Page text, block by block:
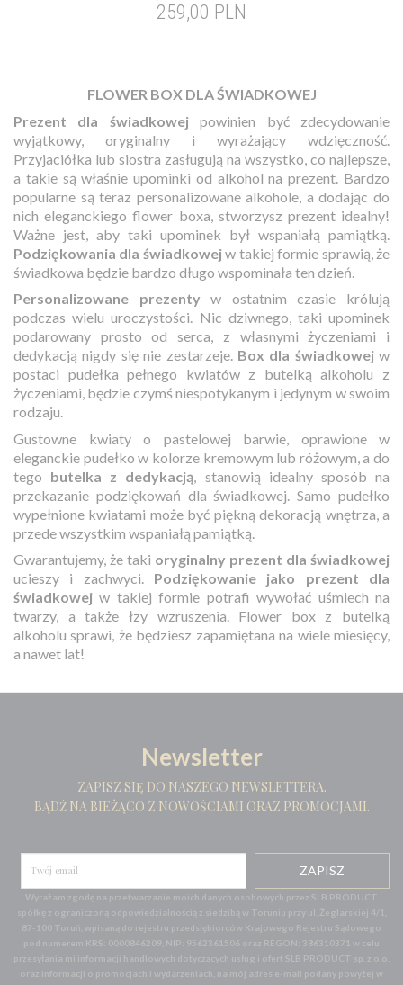
259,00 PLN
FLOWER BOX DLA ŚWIADKOWEJ
Prezent dla świadkowejpowinien być zdecydowanie
wyjątkowy, oryginalny i wyrażający wdzięczność.
Przyjaciółka lub siostra zasługują na wszystko, co najlepsze,
a takie są właśnie upominki od alkohol na prezent. Bardzo
popularne są teraz personalizowane alkohole, a dodając do
nich eleganckiego flower boxa, stworzysz prezent idealny!
Ważne jest, aby taki upominek był wspaniałą pamiątką.
Podziękowania dla świadkowejw takiej formie sprawią, że
świadkowa będzie bardzo długo wspominała ten dzień.
Personalizowane prezentyw ostatnim czasie królują
podczas wielu uroczystości. Nic dziwnego, taki upominek
podarowany prosto od serca, z własnymi życzeniami i
dedykacją nigdy się nie zestarzeje. Box dla świadkowejw
postaci pudełka pełnego kwiatów z butelką alkoholu z
życzeniami, będzie czymś niespotykanym i jedynym w swoim
rodzaju.
Gustowne kwiaty o pastelowej barwie, oprawione w
eleganckie pudełko w kolorze kremowym lub różowym, a do
tego butelka z dedykacją , stanowią idealny sposób na
przekazanie podziękowań dla świadkowej. Samo pudełko
wypełnione kwiatami może być piękną dekoracją wnętrza, a
przede wszystkim wspaniałą pamiątką.
Gwarantujemy, że taki oryginalny prezent dla świadkowej
ucieszy i zachwyci. Podziękowanie jako prezent dla
świadkowej w takiej formie potrafi wywołać uśmiech na
twarzy, a także łzy wzruszenia. Flower box z butelką
alkoholu sprawi, że będziesz zapamiętana na wiele miesięcy,
a nawet lat!
Newsletter
ZAPISZ SIĘ DO NASZEGO NEWSLETTERA.
BĄDŹ NA BIEŻĄCO Z NOWOŚCIAMI ORAZ PROMOCJAMI.
Wyrażam zgodę na przetwarzanie moich danych osobowych przez SLB PRODUCT
spółkę z ograniczoną odpowiedzialnością z siedzibą w Toruniu przy ul. Żeglarskiej 4/1,
87-100 Toruń, wpisaną do rejestru przedsiębiorców Krajowego Rejestru Sądowego
pod numerem KRS: 0000846209, NIP: 9562361506 oraz REGON: 386310371 w celu
przesyłania mi informacji handlowych dotyczących usług i ofert SLB PRODUCT sp. z o.o.
oraz informacji o promocjach i wydarzeniach, na mój adres e-mail podany powyżej w